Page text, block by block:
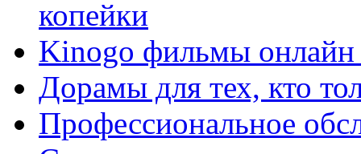
копейки
Kinogo фильмы онлайн
Дорамы для тех, кто
Профессиональное